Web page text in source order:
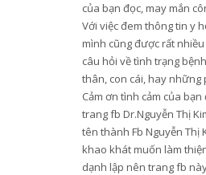
của bạn đọc, may mắn
Với việc đem thông tin y
mình cũng được rất
câu hỏi về tình trạng
thân, con cái, hay
Cảm ơn tình cảm của
trang fb Dr.Nguyễn Thị
tên thành Fb Nguyễn Thị
khao khát muốn làm
dạnh lập nên trang fb